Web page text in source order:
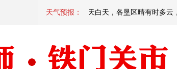
天气预报：
预计：今天夜间到明天白天，各垦区晴有时多云